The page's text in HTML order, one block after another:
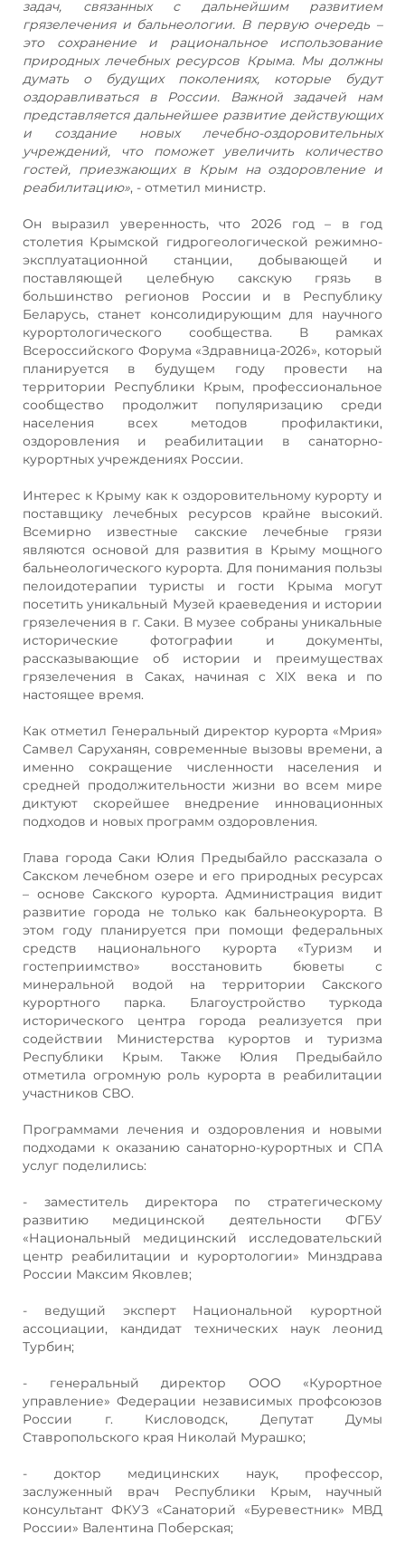
задач, связанных с дальнейшим развитием
грязелечения и бальнеологии. В первую очередь –
это сохранение и рациональное использование
природных лечебных ресурсов Крыма. Мы должны
думать о будущих поколениях, которые будут
оздоравливаться в России. Важной задачей нам
представляется дальнейшее развитие действующих
и создание новых лечебно-оздоровительных
учреждений, что поможет увеличить количество
гостей, приезжающих в Крым на оздоровление и
реабилитацию», - отметил министр.
Он выразил уверенность, что 2026 год – в год
столетия Крымской гидрогеологической режимно-
эксплуатационной станции, добывающей и
поставляющей целебную сакскую грязь в
большинство регионов России и в Республику
Беларусь, станет консолидирующим для научного
курортологического сообщества. В рамках
Всероссийского Форума «Здравница-2026», который
планируется в будущем году провести на
территории Республики Крым, профессиональное
сообщество продолжит популяризацию среди
населения всех методов профилактики,
оздоровления и реабилитации в санаторно-
курортных учреждениях России.
Интерес к Крыму как к оздоровительному курорту и
поставщику лечебных ресурсов крайне высокий.
Всемирно известные сакские лечебные грязи
являются основой для развития в Крыму мощного
бальнеологического курорта. Для понимания пользы
пелоидотерапии туристы и гости Крыма могут
посетить уникальный Музей краеведения и истории
грязелечения в г. Саки. В музее собраны уникальные
исторические фотографии и документы,
рассказывающие об истории и преимуществах
грязелечения в Саках, начиная с XIX века и по
настоящее время.
Как отметил Генеральный директор курорта «Мрия»
Самвел Саруханян, современные вызовы времени, а
именно сокращение численности населения и
средней продолжительности жизни во всем мире
диктуют скорейшее внедрение инновационных
подходов и новых программ оздоровления.
Глава города Саки Юлия Предыбайло рассказала о
Сакском лечебном озере и его природных ресурсах
– основе Сакского курорта. Администрация видит
развитие города не только как бальнеокурорта. В
этом году планируется при помощи федеральных
средств национального курорта «Туризм и
гостеприимство» восстановить бюветы с
минеральной водой на территории Сакского
курортного парка. Благоустройство туркода
исторического центра города реализуется при
содействии Министерства курортов и туризма
Республики Крым. Также Юлия Предыбайло
отметила огромную роль курорта в реабилитации
участников СВО.
Программами лечения и оздоровления и новыми
подходами к оказанию санаторно-курортных и СПА
услуг поделились:
- заместитель директора по стратегическому
развитию медицинской деятельности ФГБУ
«Национальный медицинский исследовательский
центр реабилитации и курортологии» Минздрава
России Максим Яковлев;
- ведущий эксперт Национальной курортной
ассоциации, кандидат технических наук леонид
Турбин;
- генеральный директор ООО «Курортное
управление» Федерации независимых профсоюзов
России г. Кисловодск, Депутат Думы
Ставропольского края Николай Мурашко;
- доктор медицинских наук, профессор,
заслуженный врач Республики Крым, научный
консультант ФКУЗ «Санаторий «Буревестник» МВД
России» Валентина Поберская;